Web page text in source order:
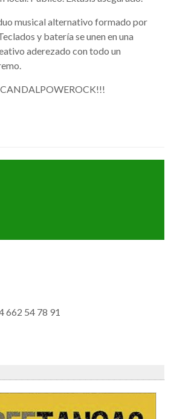
musical alternativo formado por
y batería se unen en una
aderezado con todo un
662 54 78 91